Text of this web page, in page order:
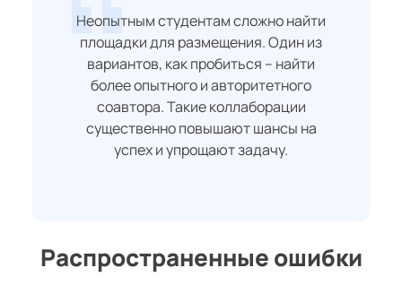
Неопытным студентам сложно найти
площадки для размещения. Один из
вариантов, как пробиться – найти
более опытного и авторитетного
соавтора. Такие коллаборации
существенно повышают шансы на
успех и упрощают задачу.
Распространенные ошибки